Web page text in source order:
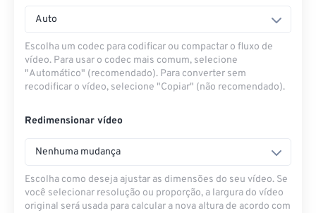
Auto
Escolha um codec para codificar ou compactar o fluxo de
vídeo. Para usar o codec mais comum, selecione
"Automático" (recomendado). Para converter sem
recodificar o vídeo, selecione "Copiar" (não recomendado).
Redimensionar vídeo
Nenhuma mudança
Escolha como deseja ajustar as dimensões do seu vídeo. Se
você selecionar resolução ou proporção, a largura do vídeo
original será usada para calcular a nova altura de acordo com